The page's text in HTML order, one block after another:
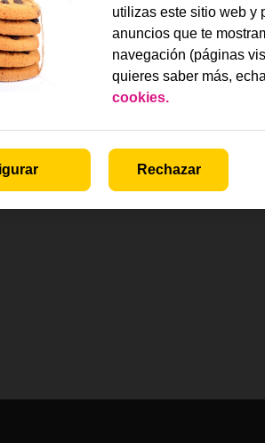
utilizas este sitio web y
anuncios que te
navegación (páginas
quieres saber más,
cookies.
Rechazar